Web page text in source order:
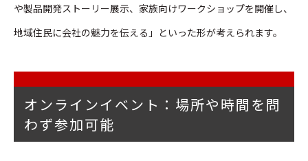
や製品開発ストーリー展示、家族向けワークショップを開催し、
地域住民に会社の魅力を伝える」といった形が考えられます。
オンラインイベント：場所や時間を問
わず参加可能